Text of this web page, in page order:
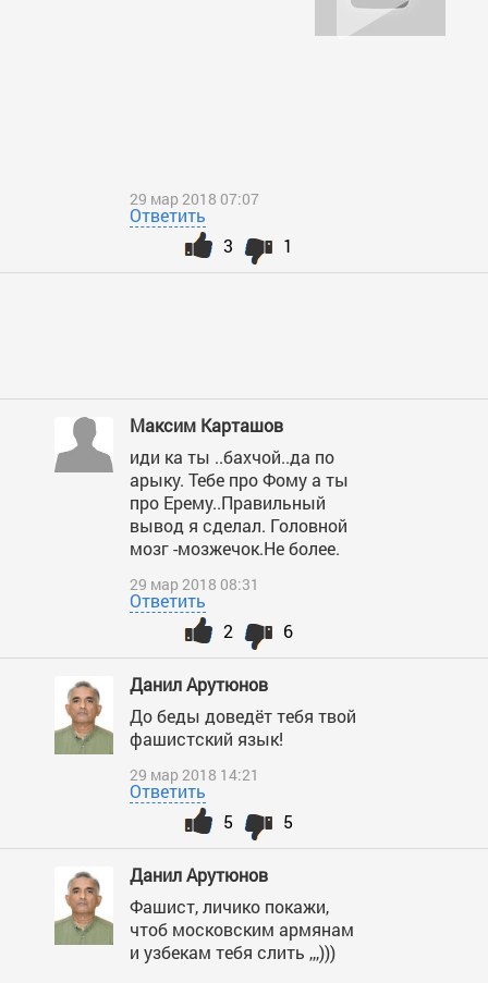
29 мар 2018 07:07
Ответить
1
3
Максим Карташов
иди ка ты ..бахчой..да по
арыку. Тебе про Фому а ты
про Ерему..Правильный
вывод я сделал. Головной
мозг -мозжечок.Не более.
29 мар 2018 08:31
Ответить
6
2
Данил Арутюнов
До беды доведёт тебя твой
фашистский язык!
29 мар 2018 14:21
Ответить
5
5
Данил Арутюнов
Фашист, личико покажи,
чтоб московским армянам
и узбекам тебя слить ,,,)))